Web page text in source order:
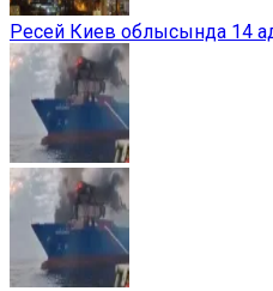
Ресей Киев облысында 14